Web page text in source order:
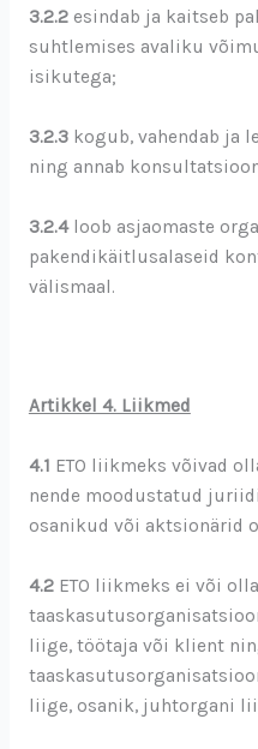
3.2.2esindab ja kaitseb
suhtlemises avaliku
isikutega;
3.2.3kogub, vahendab ja
ning annab
3.2.4loob asjaomaste
pakendikäitlusalaseid
välismaal.
Artikkel 4. Liikmed
4.1 ETO liikmeks võivad
nende moodustatud
osanikud või aktsionärid
4.2ETO liikmeks ei või olla
liige, töötaja või klient
liige, osanik, juhtorgani